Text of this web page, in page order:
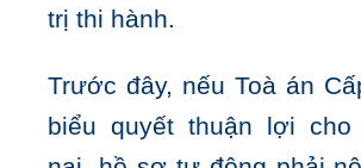
trị thi hành.
Trước đây, nếu Toà án
biểu quyết thuận lợi